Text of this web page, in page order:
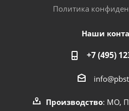
Политика
Наши
+7 (495)
Производство: МО,